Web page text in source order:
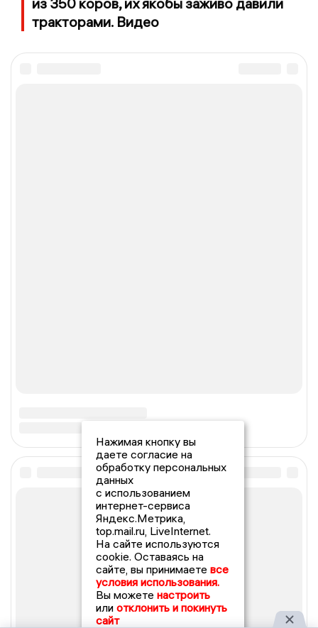
тракторами. Видео
Нажимая кнопку вы
даете согласие на
обработку персональных
данных
с использованием
интернет-сервиса
Яндекс.Метрика,
top.mail.ru, LiveInternet.
На сайте используются
cookie. Оставаясь на
сайте, вы принимаете все
условия использования.
Вы можете настроить
или отклонить и покинуть
сайт